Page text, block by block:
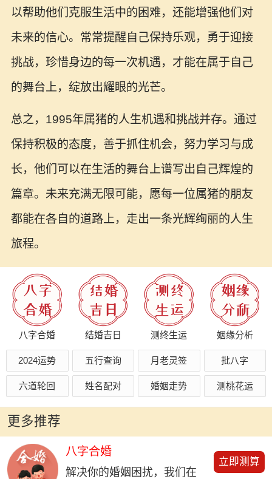
以帮助他们克服生活中的困难，还能增强他们对
未来的信心。常常提醒自己保持乐观，勇于迎接
挑战，珍惜身边的每一次机遇，才能在属于自己
的舞台上，绽放出耀眼的光芒。
总之，1995年属猪的人生机遇和挑战并存。通过
保持积极的态度，善于抓住机会，努力学习与成
长，他们可以在生活的舞台上谱写出自己辉煌的
篇章。未来充满无限可能，愿每一位属猪的朋友
都能在各自的道路上，走出一条光辉绚丽的人生
旅程。
八字合婚 结婚吉日 测终生运 姻缘分析
2024运势 五行查询 月老灵签 批八字
六道轮回 姓名配对 婚姻走势 测桃花运
更多推荐
八字合婚
解决你的婚姻困扰，我们在
立即测算